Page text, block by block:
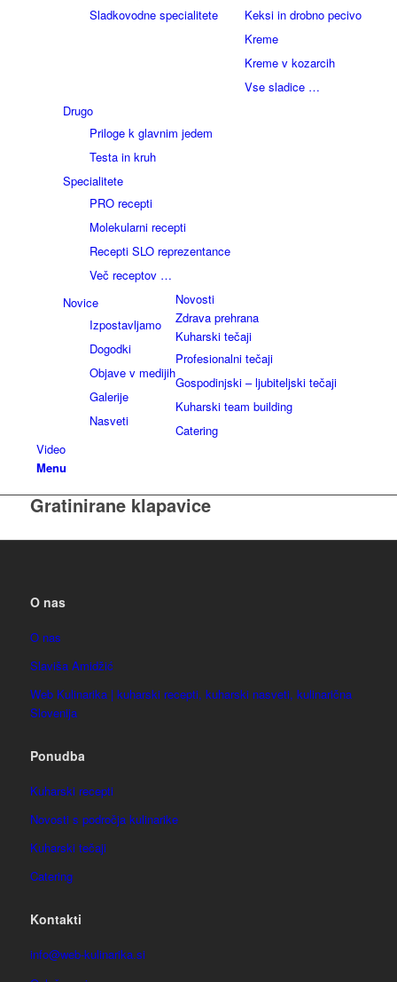
Sladkovodne specialitete
Keksi in drobno pecivo
Kreme
Kreme v kozarcih
Vse sladice …
Drugo
Priloge k glavnim jedem
Testa in kruh
Specialitete
PRO recepti
Molekularni recepti
Recepti SLO reprezentance
Več receptov …
Novosti
Novice
Izpostavljamo
Dogodki
Objave v medijih
Galerije
Nasveti
Zdrava prehrana
Kuharski tečaji
Profesionalni tečaji
Gospodinjski – ljubiteljski tečaji
Kuharski team building
Catering
Video
Menu
Gratinirane klapavice
O nas
O nas
Slaviša Amidžić
Web Kulinarika | kuharski recepti, kuharski nasveti, kulinarična
Slovenija
Ponudba
Kuharski recepti
Novosti s področja kulinarike
Kuharski tečaji
Catering
Kontakti
info@web-kulinarika.si